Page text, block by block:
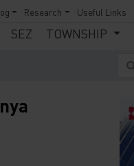
Research Useful Links
SEZ TOWNSHIP